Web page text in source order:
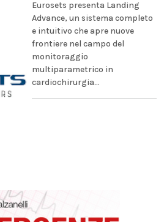
Eurosets presenta Landing
Advance, un sistema completo
e intuitivo che apre nuove
frontiere nel campo del
monitoraggio
multiparametrico in
cardiochirurgia...